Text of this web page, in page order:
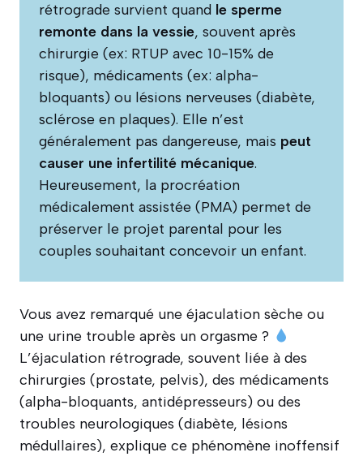
rétrograde survient quand le sperme
remonte dans la vessie, souvent après
chirurgie (ex: RTUP avec 10-15% de
risque), médicaments (ex: alpha-
bloquants) ou lésions nerveuses (diabète,
sclérose en plaques). Elle n’est
généralement pas dangereuse, mais peut
causer une infertilité mécanique.
Heureusement, la procréation
médicalement assistée (PMA) permet de
préserver le projet parental pour les
couples souhaitant concevoir un enfant.
Vous avez remarqué une éjaculation sèche ou
une urine trouble après un orgasme ?
L’éjaculation rétrograde, souvent liée à des
chirurgies (prostate, pelvis), des médicaments
(alpha-bloquants, antidépresseurs) ou des
troubles neurologiques (diabète, lésions
médullaires), explique ce phénomène inoffensif